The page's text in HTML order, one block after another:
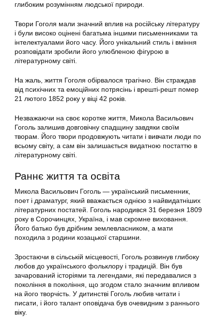
глибоким розумінням людської природи.
Твори Гоголя мали значний вплив на російську літературу
і були високо оцінені багатьма іншими письменниками та
інтелектуалами його часу. Його унікальний стиль і вміння
розповідати зробили його улюбленою фігурою в
літературному світі.
На жаль, життя Гоголя обірвалося трагічно. Він страждав
від психічних та емоційних потрясінь і врешті-решт помер
21 лютого 1852 року у віці 42 років.
Незважаючи на своє коротке життя, Микола Васильович
Гоголь залишив довговічну спадщину завдяки своїм
творам. Його твори продовжують читати і вивчати люди по
всьому світу, а сам він залишається видатною постаттю в
літературному світі.
Раннє життя та освіта
Микола Васильович Гоголь — український письменник,
поет і драматург, який вважається однією з найвидатніших
літературних постатей. Гоголь народився 31 березня 1809
року в Сорочинцях, Україна, і мав скромне виховання.
Його батько був дрібним землевласником, а мати
походила з родини козацької старшини.
Зростаючи в сільській місцевості, Гоголь розвинув глибоку
любов до українського фольклору і традицій. Він був
зачарований історіями та легендами, які передавалися з
покоління в покоління, що згодом стало значним впливом
на його творчість. У дитинстві Гоголь любив читати і
писати, і його талант оповідача був очевидним з раннього
віку.